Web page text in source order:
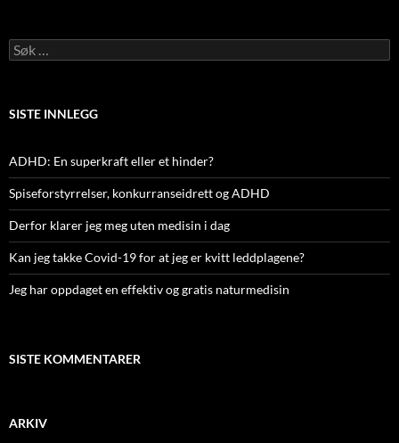
Søk
etter:
SISTE INNLEGG
ADHD: En superkraft eller et hinder?
Spiseforstyrrelser, konkurranseidrett og ADHD
Derfor klarer jeg meg uten medisin i dag
Kan jeg takke Covid-19 for at jeg er kvitt leddplagene?
Jeg har oppdaget en effektiv og gratis naturmedisin
SISTE KOMMENTARER
ARKIV